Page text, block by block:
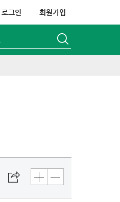
로그인 회원가입